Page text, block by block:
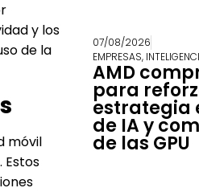
y los
de la
móvil
Estos
07/08/2026
EMPRESAS,
AMD
para
estrategia
de IA y
de las GPU